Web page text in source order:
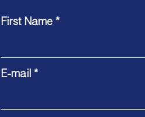
First Name *
E-mail *